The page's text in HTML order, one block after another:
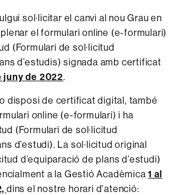
sol·licitar el canvi al nou Grau en
el formulari online (e-formulari)
(Formulari de sol·licitud
d’estudis) signada amb certificat
juny de 2022.
disposi de certificat digital, també
online (e-formulari) i ha
(Formulari de sol·licitud
d’estudi). La sol·licitud original
d’equiparació de plans d’estudi)
a la Gestió Acadèmica1 al
dins el nostre horari d'atenció: